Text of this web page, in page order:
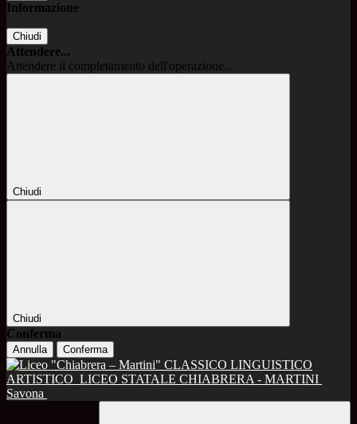
Informazione
Chiudi
Attendere...
Attendere il completamento dell'operazione...
Chiudi
Chiudi
Conferma
Annulla Conferma
CLASSICO LINGUISTICO
ARTISTICO LICEO STATALE CHIABRERA - MARTINI
Savona